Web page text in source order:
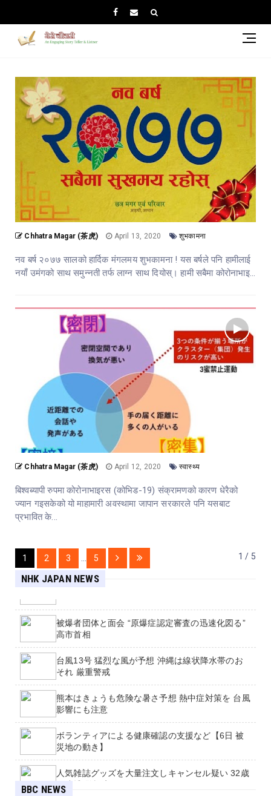
Chhatra Magar (茶虎) April 13, 2020 शुभकामना
नव बर्ष २०७७ सालको हार्दिक मंगलमय शुभकामना ! यस बर्षले पनि हामीलाई
नयाँ उमंगको साथ समुन्नती तर्फ लाग्न साथ दियोस्। हामी सबैमा कोरोनाभाइ...
Chhatra Magar (茶虎) April 12, 2020 स्वास्थ्य
बिश्वब्यापी रुपमा कोरोनाभाइरस (कोभिड-19) संक्रामणको कारण धेरैको
ज्यान गइसकेको यो माहामारी अवस्थामा जापान सरकारले पनि यसबाट
प्रभावित के...
1 / 5
1 2 3 5
NHK JAPAN NEWS
被爆者団体と面会 “原爆症認定審査の迅速化図る”
高市首相
台風13号 猛烈な風が予想 沖縄は線状降水帯のお
それ 厳重警戒
熊本はきょうも危険な暑さ予想 熱中症対策を 台風
影響にも注意
ボランティアによる健康確認の支援など【6日 被
災地の動き】
人気雑誌グッズを大量注文しキャンセル疑い 32歳
を逮捕 警視庁
BBC NEWS
Young women tell BBC of rape, assault and
harassment at Army training college for